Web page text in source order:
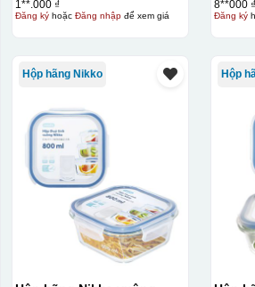
1**.000 ₫
Đăng kýhoặc Đăng nhậpđể xem giá
8**000 ₫
Đăng ký
Hộp hãng Nikko Hộp